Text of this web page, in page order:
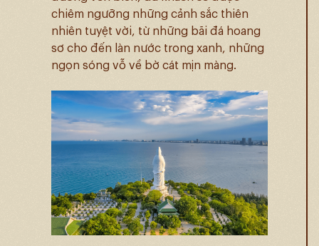
chiêm ngưỡng những cảnh sắc thiên
nhiên tuyệt vời, từ những bãi đá hoang
sơ cho đến làn nước trong xanh, những
ngọn sóng vỗ về bờ cát mịn màng.